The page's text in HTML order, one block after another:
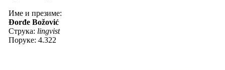
Име и презиме:
Đorđe Božović
Струка: lingvist
Поруке: 4.322